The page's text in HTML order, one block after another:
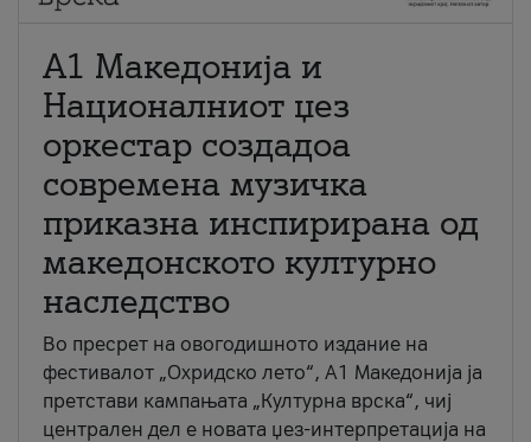
А1 Македонија и
Националниот џез
оркестар создадоа
современа музичка
приказна инспирирана од
македонското културно
наследство
Во пресрет на овогодишното издание на
фестивалот „Охридско лето“, А1 Македонија ја
претстави кампањата „Културна врска“, чиј
централен дел е новата џез-интерпретација на